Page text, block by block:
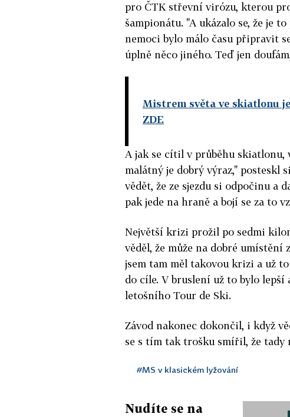
pro ČTK střevní virózu, kterou
šampionátu. "A ukázalo se, že je
nemoci bylo málo času připravit
úplně něco jiného. Teď jen
Mistrem světa ve skiatlonu
ZDE
A jak se cítil v průběhu skiatlonu,
malátný je dobrý výraz," posteskl
vědět, že ze sjezdu si odpočinu a
pak jede na hraně a bojí se za to
Největší krizi prožil po sedmi
věděl, že může na dobré
jsem tam měl takovou krizi a už
do cíle. V bruslení už to bylo lepší
letošního Tour de Ski.
Závod nakonec dokončil, i když
se s tím tak trošku smířil, že tady
#MS v klasickém lyžování
Nudíte se na